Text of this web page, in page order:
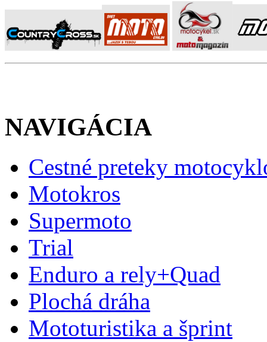
NAVIGÁCIA
Cestné preteky
Motokros
Supermoto
Trial
Enduro a rely+Quad
Plochá dráha
Mototuristika a šprint